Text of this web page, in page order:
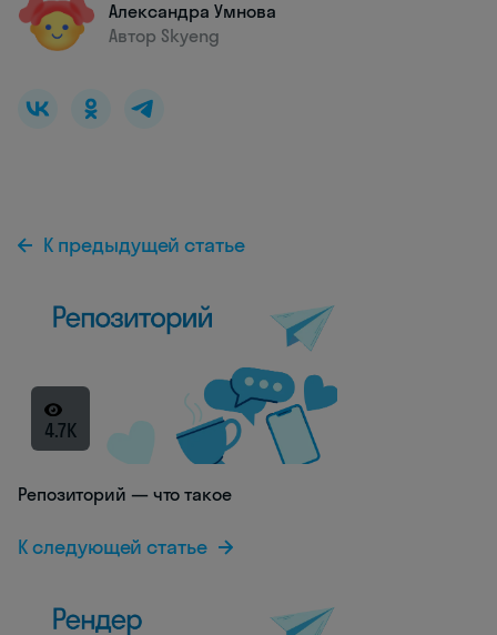
Александра Умнова
Автор Skyeng
К предыдущей статье
4.7K
Репозиторий — что такое
К следующей статье